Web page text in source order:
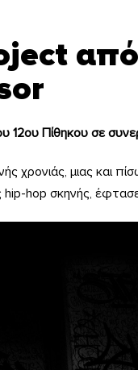
Πίθηκου σε
χρονιάς, μιας και
hop σκηνής,